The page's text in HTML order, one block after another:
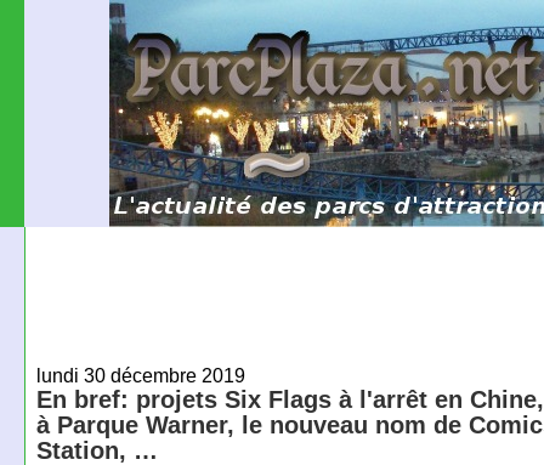
lundi 30 décembre 2019
En bref: projets Six Flags à l'arrêt en
à Parque Warner, le nouveau nom de
Station, …